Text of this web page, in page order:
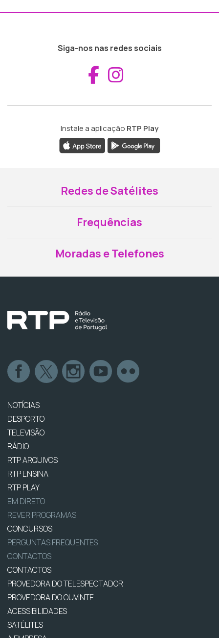
Siga-nos nas redes sociais
Aceder ao
Instale a aplicação RTP Play
Redes de Satélites
Frequências
Moradas e Telefones
NOTÍCIAS
DESPORTO
TELEVISÃO
RÁDIO
RTP ARQUIVOS
RTP ENSINA
RTP PLAY
EM DIRETO
REVER PROGRAMAS
CONCURSOS
PERGUNTAS FREQUENTES
CONTACTOS
CONTACTOS
PROVEDORA DO TELESPECTADOR
PROVEDORA DO OUVINTE
ACESSIBILIDADES
SATÉLITES